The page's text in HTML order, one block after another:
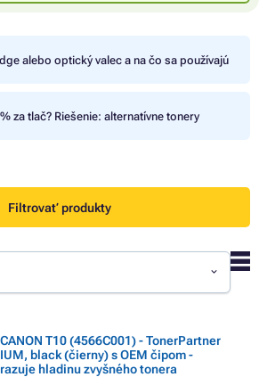
alebo optický valec a na čo sa používajú
za tlač? Riešenie: alternatívne tonery
Filtrovať produkty
T10 (4566C001) - TonerPartner
black (čierny) s OEM čipom -
hladinu zvyšného tonera